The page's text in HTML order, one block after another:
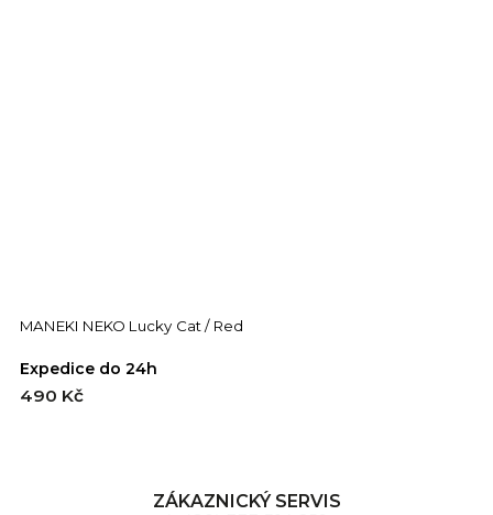
MANEKI NEKO Lucky Cat / Red
Expedice do 24h
490 Kč
ZÁKAZNICKÝ SERVIS